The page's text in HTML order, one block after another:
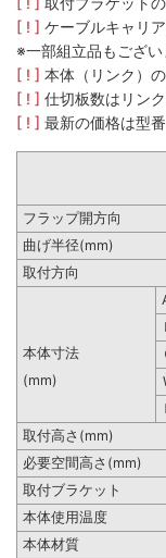
[ ! ] ケーブルキャリ
※一部組立品もござい
[ ! ] 本体（リンク）
[ ! ] 仕切板数はリン
[ ! ] 最新の価格は型
フラップ開方向
曲げ半径(mm)
取付方向
本体寸法
(mm)
取付高さ(mm)
必要空間高さ(mm)
取付ブラケット
本体使用温度
本体材質